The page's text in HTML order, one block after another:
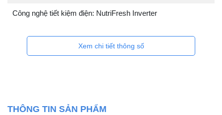
Công nghệ tiết kiệm điện: NutriFresh Inverter
Xem chi tiết thông số
THÔNG TIN SẢN PHẨM